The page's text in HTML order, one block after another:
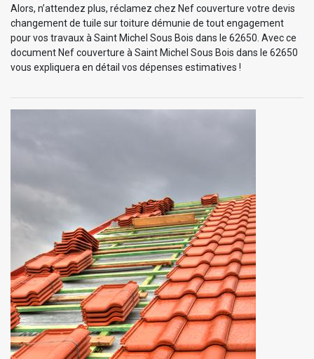
Alors, n’attendez plus, réclamez chez Nef couverture votre devis
changement de tuile sur toiture démunie de tout engagement
pour vos travaux à Saint Michel Sous Bois dans le 62650. Avec ce
document Nef couverture à Saint Michel Sous Bois dans le 62650
vous expliquera en détail vos dépenses estimatives !